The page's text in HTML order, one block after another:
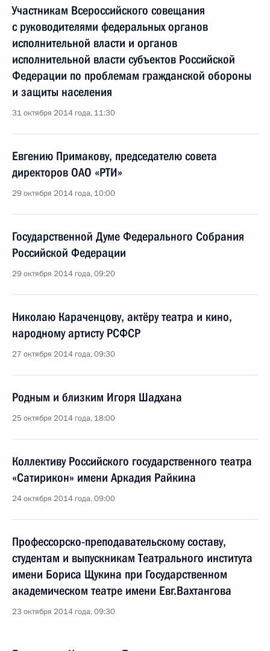
Участникам Всероссийского совещания
с руководителями федеральных органов
исполнительной власти и органов
исполнительной власти субъектов Российской
Федерации по проблемам гражданской обороны
и защиты населения
31 октября 2014 года, 11:30
Евгению Примакову, председателю совета
директоров ОАО «РТИ»
29 октября 2014 года, 10:00
Государственной Думе Федерального Собрания
Российской Федерации
29 октября 2014 года, 09:20
Николаю Караченцову, актёру театра и кино,
народному артисту РСФСР
27 октября 2014 года, 09:30
Родным и близким Игоря Шадхана
25 октября 2014 года, 18:00
Коллективу Российского государственного театра
«Сатирикон» имени Аркадия Райкина
24 октября 2014 года, 09:00
Профессорско-преподавательскому составу,
студентам и выпускникам Театрального института
имени Бориса Щукина при Государственном
академическом театре имени Евг.Вахтангова
23 октября 2014 года, 09:30